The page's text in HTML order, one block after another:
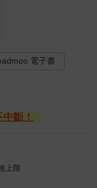
電子書
斷！
上限